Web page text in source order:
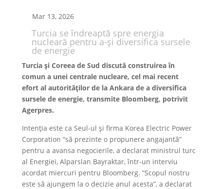
Mar 13, 2026
Turcia se îndreaptă spre energia
nucleară pentru a-şi diversifica sursele
de energie
Turcia şi Coreea de Sud discută construirea în
comun a unei centrale nucleare, cel mai recent
efort al autorităţilor de la Ankara de a diversifica
sursele de energie, transmite Bloomberg, potrivit
Agerpres.
Intenţia este ca Seul-ul şi firma Korea Electric Power
Corporation “să prezinte o propunere angajantă”
pentru a avansa negocierile, a declarat ministrul turc
al Energiei, Alparslan Bayraktar, într-un interviu
acordat miercuri pentru Bloomberg. “Scopul nostru
este să ajungem la o decizie anul acesta”, a declarat